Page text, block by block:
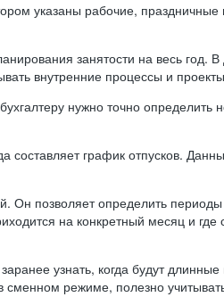
указаны рабочие,
занятости на весь
внутренние процессы и
нужно точно
составляет график отпусков.
Он позволяет определить
на конкретный месяц и
узнать, когда будут
сменном режиме, полезно